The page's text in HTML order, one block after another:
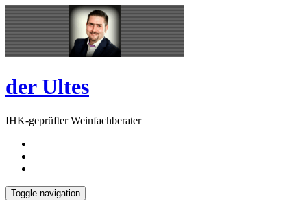
Skip
to
content
Open
Sidebar
der Ultes
IHK-geprüfter Weinfachberater
Toggle navigation